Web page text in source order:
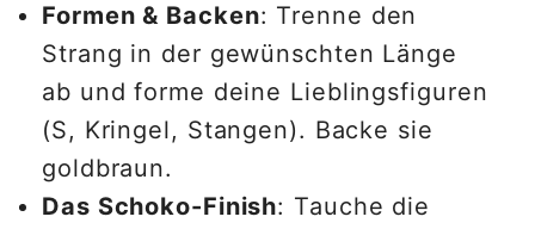
Formen & Backen: Trenne den
Strang in der gewünschten Länge
ab und forme deine Lieblingsfiguren
(S, Kringel, Stangen). Backe sie
goldbraun.
Das Schoko-Finish: Tauche die